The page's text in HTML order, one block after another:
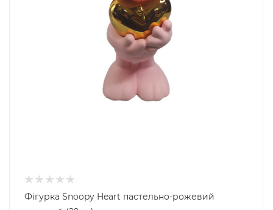
Фігурка Snoopy Heart пастельно-рожевий